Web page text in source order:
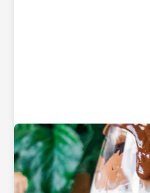
纯净的初榨椰子油